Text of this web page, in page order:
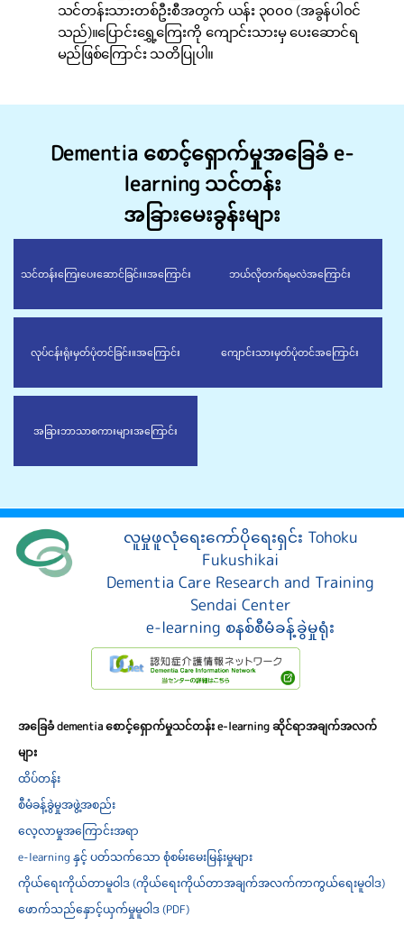
သင်တန်းသားတစ်ဦးစီအတွက် ယန်း ၃၀၀၀ (အခွန်ပါ၀င်
သည်)။ပြောင်းရွှေ့ကြေးကို ကျောင်းသားမှ ပေးဆောင်ရ
မည်ဖြစ်ကြောင်း သတိပြုပါ။
Dementia စောင့်ရှောက်မှုအခြေခံ e-
learning သင်တန်း
အခြားမေးခွန်းများ
သင်တန်းကြေးပေးဆောင်ခြင်း။အကြောင်း ဘယ်လိုတက်ရမလဲအကြောင်း
လုပ်ငန်းရုံးမှတ်ပုံတင်ခြင်း။အကြောင်း ကျောင်းသားမှတ်ပုံတင်အကြောင်း
အခြားဘာသာစကားများအကြောင်း
လူမှုဖူလုံရေးကော်ပိုရေးရှင်း Tohoku
Fukushikai
Dementia Care Research and Training
Sendai Center
e-learning စနစ်စီမံခန့်ခွဲမှုရုံး
အခြေခံ dementia စောင့်ရှောက်မှုသင်တန်း e-learning ဆိုင်ရာအချက်အလက်
များ
ထိပ်တန်း
စီမံခန့်ခွဲမှုအဖွဲ့အစည်း
လေ့လာမှုအကြောင်းအရာ
e-learning နှင့် ပတ်သက်သော စုံစမ်းမေးမြန်းမှုများ
ကိုယ်ရေးကိုယ်တာမူဝါဒ (ကိုယ်ရေးကိုယ်တာအချက်အလက်ကာကွယ်ရေးမူဝါဒ)
ဖောက်သည်နှောင့်ယှက်မှုမူဝါဒ (PDF)